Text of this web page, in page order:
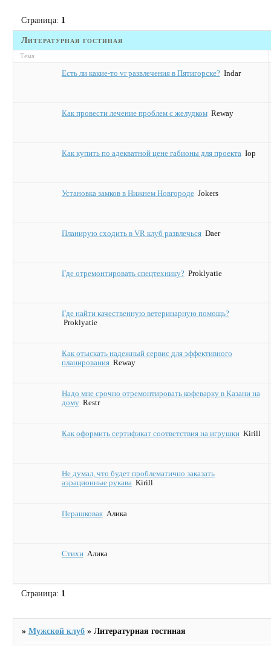
Литературная гостиная
Страница: 1
Тема
Есть ли какие-то vr развлечения в Пятигорске? Indar
Как провести лечение проблем с желудком Reway
Как купить по адекватной цене габионы для проекта Iop
Установка замков в Нижнем Новгороде Jokers
Планирую сходить в VR клуб развлечься Daer
Где отремонтировать спецтехнику? Proklyatie
Где найти качественную ветеринарную помощь?
Proklyatie
Как отыскать надежный сервис для эффективного
планирования Reway
Надо мне срочно отремонтировать кофеварку в Казани на
дому Restr
Как оформить сертификат соответствия на игрушки Kirill
Не думал, что будет проблематично заказать
аэрационные рукава Kirill
Перашковая Алика
Стихи Алика
Страница: 1
»Мужской клуб »Литературная гостиная